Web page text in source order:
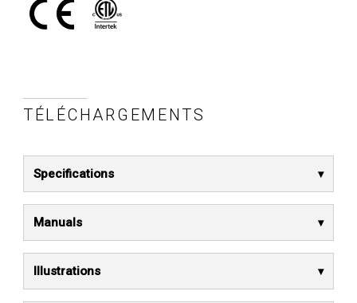
TÉLÉCHARGEMENTS
Specifications
Manuals
Illustrations